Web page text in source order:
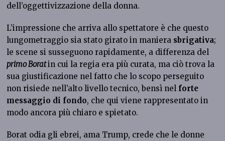
dell’oggettivizzazione della donna.
L’impressione che arriva allo spettatore è che questo
lungometraggio sia stato girato in maniera sbrigativa;
le scene si susseguono rapidamente, a differenza del
primo Boratin cui la regia era più curata, ma ciò trova la
sua giustificazione nel fatto che lo scopo perseguito
non risiede nell’alto livello tecnico, bensì nel forte
messaggio di fondo, che qui viene rappresentato in
modo ancora più chiaro e spietato.
Borat odia gli ebrei, ama Trump, crede che le donne